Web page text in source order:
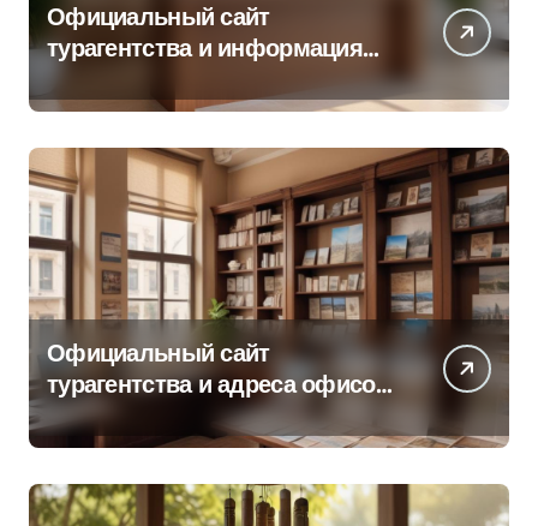
Официальный сайт
турагентства и информация
Официальный сайт
турагентства и адреса офисов
продаж по регионам